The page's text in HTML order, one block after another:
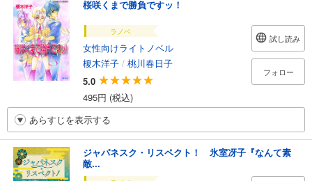
桜咲くまで勝負ですッ！
ラノベ
女性向けライトノベル
榎木洋子 / 桃川春日子
5.0
495円 (税込)
試し読み
フォロー
あらすじを表示する
ジャパネスク・リスペクト！ 氷室冴子『なんて素
敵...